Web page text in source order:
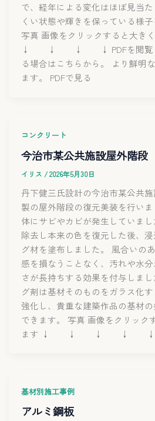
で、経年による変化はほぼ見当
くい状態や輝きを保っている様子
写真 画像をクリックすると大
↓ ↓ ↓ ↓ PDFを閲覧また
る場合はこちらから。 より鮮明
ます。 PDFで見る
コンクリート
今治市某公共施設屋外階段
イリス /2026年5月30日
丹下健三氏設計の今治市某公共
製の屋外階段の復元美装を行い
体にサビやカビが発生していま
除去し本来の色を復元した後、
グ材を塗布しました。 風合いの
感を損なうことなく、汚れや水
さが長持ちする効果を付与しま
グ剤は基材そのものをガラス化
強化し、貴重な建築作品の基材
できます。 写真 画像をクリック
ます ↓ ↓ ↓ ↓ ↓
基材別施工事例
アルミ鋼板